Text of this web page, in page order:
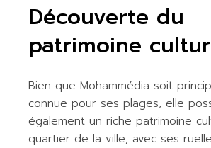
Découverte du
patrimoine
Bien que Mohammédia soit
connue pour ses plages, elle
également un riche patrimoine
quartier de la ville, avec ses